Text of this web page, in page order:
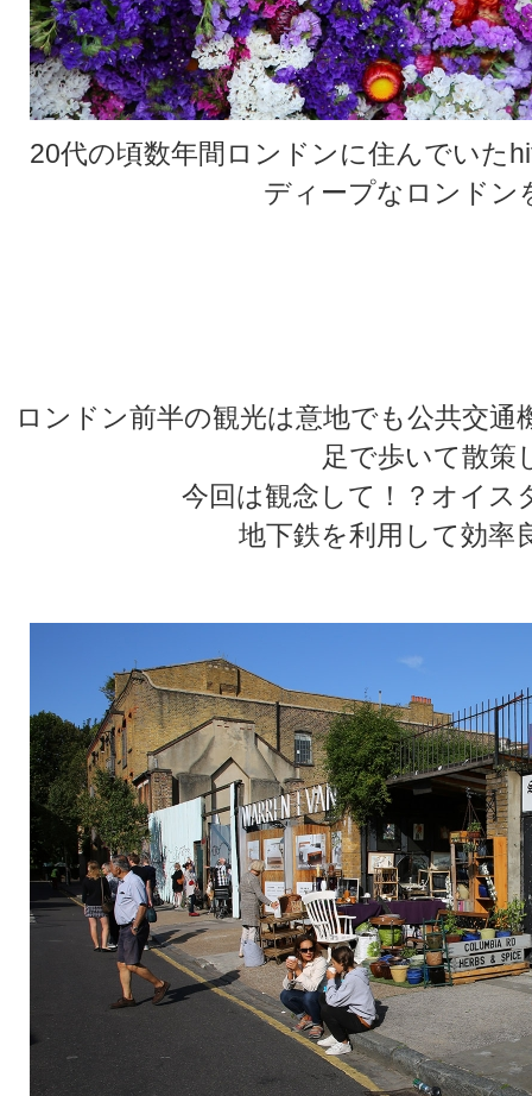
20代の頃数年間ロンドンに住んでいた
ディープなロンドン
ロンドン前半の観光は意地でも公共交
足で歩いて散策
今回は観念して！？オイス
地下鉄を利用して効率